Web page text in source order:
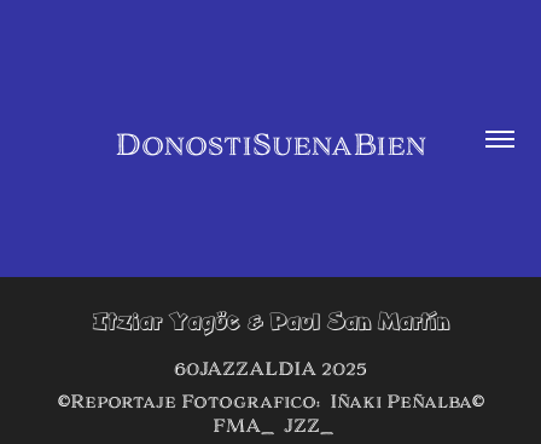
DonostiSuenaBien
Itziar Yagüe & Paul San Martín
60JAZZALDIA 2025
©Reportaje Fotografico: Iñaki Peñalba©
FMA_ JZZ_